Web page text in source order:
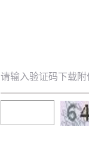
请输入验证码下载附